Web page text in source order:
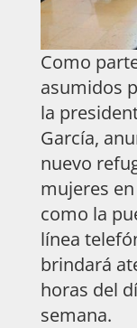
Como
asumidos
la
García,
nuevo
mujeres
como la
línea
brindará
horas del
semana.